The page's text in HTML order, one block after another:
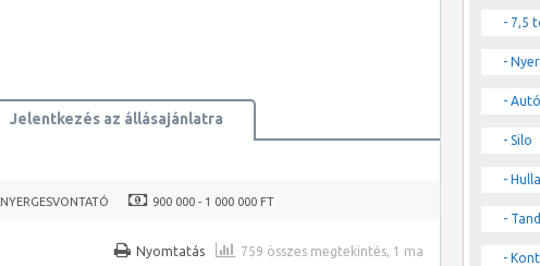
Jelentkezés az állásajánlatra
NYERGESVONTATÓ 900 000 - 1 000 000 FT
759 összes megtekintés, 1 ma
Nyomtatás
- 7,5
-
-
- Silo
-
-
-